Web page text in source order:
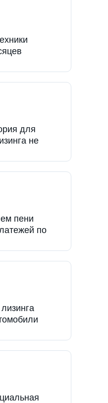
для
не
пени
по